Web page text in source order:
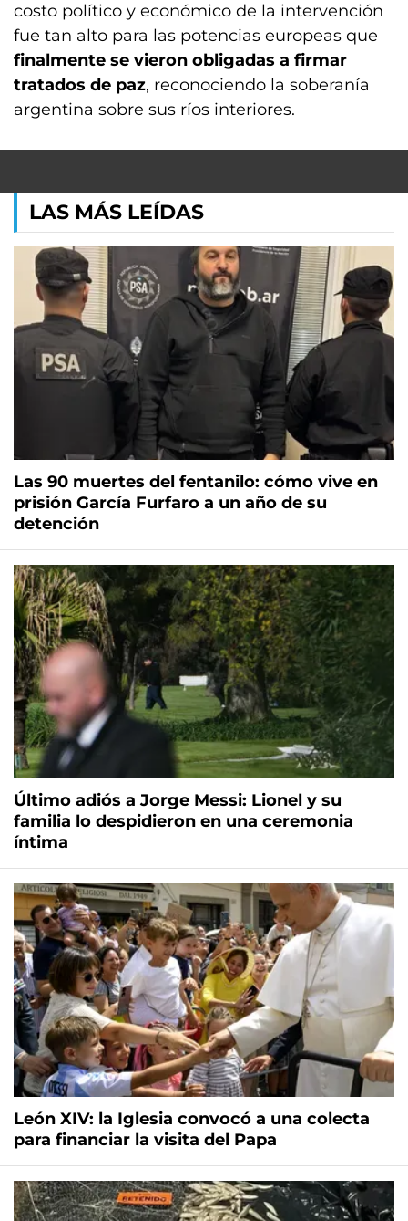
costo político y económico de la intervención
fue tan alto para las potencias europeas que
finalmente se vieron obligadas a firmar
tratados de paz, reconociendo la soberanía
argentina sobre sus ríos interiores.
LAS MÁS LEÍDAS
Las 90 muertes del fentanilo: cómo vive en
prisión García Furfaro a un año de su
detención
Último adiós a Jorge Messi: Lionel y su
familia lo despidieron en una ceremonia
íntima
León XIV: la Iglesia convocó a una colecta
para financiar la visita del Papa